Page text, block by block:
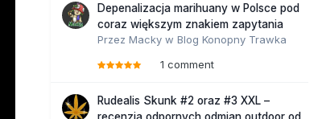
Depenalizacja marihuany w Polsce pod
coraz większym znakiem zapytania
Przez Macky w Blog Konopny Trawka
1 comment
Rudealis Skunk #2 oraz #3 XXL –
recenzja odpornych odmian outdoor od